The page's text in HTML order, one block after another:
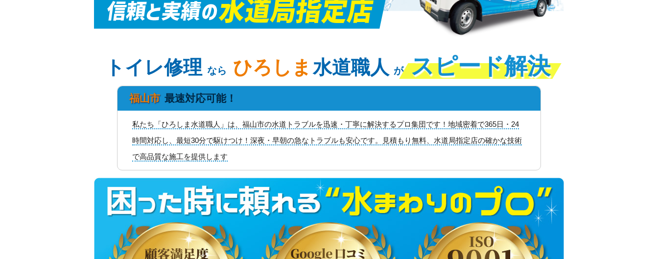
トイレ修理 なら ひろしま 水道職人 が スピード解決
福山市 最速対応可能！
私たち「ひろしま水道職人」は、福山市の水道トラブルを迅速・丁寧に解決するプロ集団です！地域密着で365日・24
時間対応し、最短30分で駆けつけ！深夜・早朝の急なトラブルも安心です。見積もり無料、水道局指定店の確かな技術
で高品質な施工を提供します